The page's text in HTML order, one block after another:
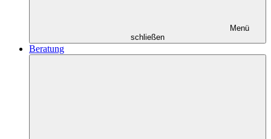
Menü
schließen
Beratung